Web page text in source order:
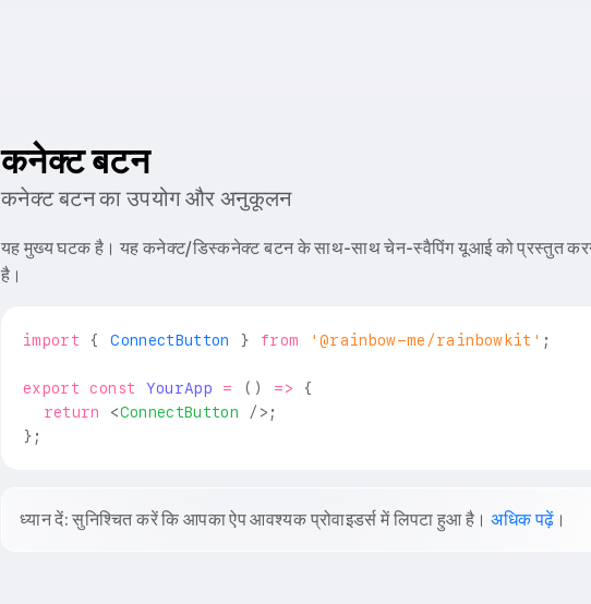
कनेक्ट बटन
कनेक्ट बटन का उपयोग और अनुकूलन
यह मुख्य घटक है। यह कनेक्ट/डिस्कनेक्ट बटन के साथ-साथ चेन-स्वैपिंग यूआई को प्रस्तुत करने
है।
import { ConnectButton } from '@rainbow-me/rainbowkit' ;
export const YourApp = ( ) =>
{
return
<ConnectButton /> ;
} ;
ध्यान दें: सुनिश्चित करें कि आपका ऐप आवश्यक प्रोवाइडर्स में लिपटा हुआ है।अधिक पढ़ें ।